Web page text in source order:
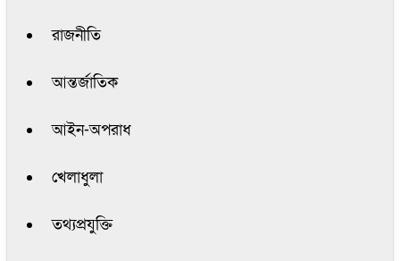
রাজনীতি
আন্তর্জাতিক
আইন-অপরাধ
খেলাধুলা
তথ্যপ্রযুক্তি